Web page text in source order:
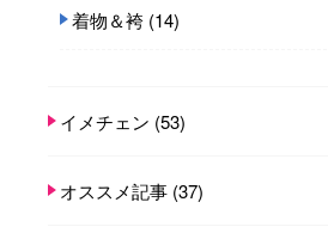
着物＆袴 (14)
イメチェン (53)
オススメ記事 (37)